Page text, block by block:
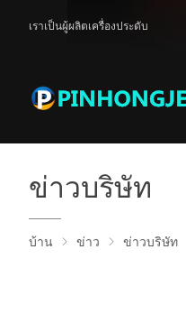
เราเป็นผู้ผลิตเครื่องประดับ
ข่าวบริษัท
บ้าน ข่าว ข่าวบริษัท